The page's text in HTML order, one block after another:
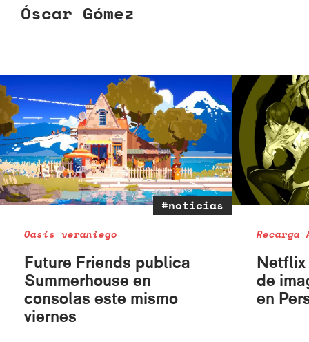
Óscar Gómez
#noticias
Oasis veraniego
Future Friends publica
Summerhouse en
consolas este mismo
viernes
Recarga
Netflix
de
en